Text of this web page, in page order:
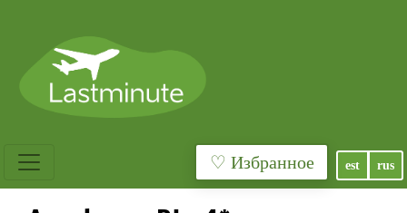
♡ Избранное est rus